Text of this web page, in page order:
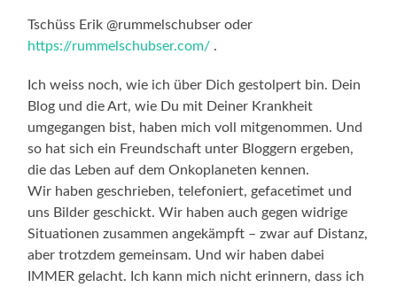
Tschüss Erik @rummelschubser oder
https://rummelschubser.com/ .
Ich weiss noch, wie ich über Dich gestolpert bin. Dein
Blog und die Art, wie Du mit Deiner Krankheit
umgegangen bist, haben mich voll mitgenommen. Und
so hat sich ein Freundschaft unter Bloggern ergeben,
die das Leben auf dem Onkoplaneten kennen.
Wir haben geschrieben, telefoniert, gefacetimet und
uns Bilder geschickt. Wir haben auch gegen widrige
Situationen zusammen angekämpft – zwar auf Distanz,
aber trotzdem gemeinsam. Und wir haben dabei
IMMER gelacht. Ich kann mich nicht erinnern, dass ich